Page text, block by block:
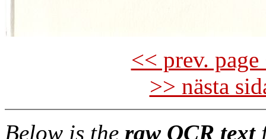
<< prev.
>> nästa
Below is the raw OCR text